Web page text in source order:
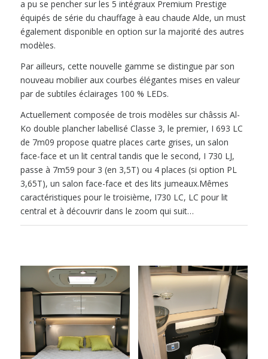
a pu se pencher sur les 5 intégraux Premium Prestige
équipés de série du chauffage à eau chaude Alde, un must
également disponible en option sur la majorité des autres
modèles.
Par ailleurs, cette nouvelle gamme se distingue par son
nouveau mobilier aux courbes élégantes mises en valeur
par de subtiles éclairages 100 % LEDs.
Actuellement composée de trois modèles sur châssis Al-
Ko double plancher labellisé Classe 3, le premier, I 693 LC
de 7m09 propose quatre places carte grises, un salon
face-face et un lit central tandis que le second, I 730 LJ,
passe à 7m59 pour 3 (en 3,5T) ou 4 places (si option PL
3,65T), un salon face-face et des lits jumeaux.Mêmes
caractéristiques pour le troisième, I730 LC, LC pour lit
central et à découvrir dans le zoom qui suit…